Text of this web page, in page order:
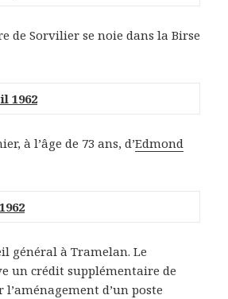
de Sorvilier se noie dans la Birse
1962
à l’âge de 73 ans, d’Edmond
général à Tramelan. Le
un crédit supplémentaire de
l’aménagement d’un poste